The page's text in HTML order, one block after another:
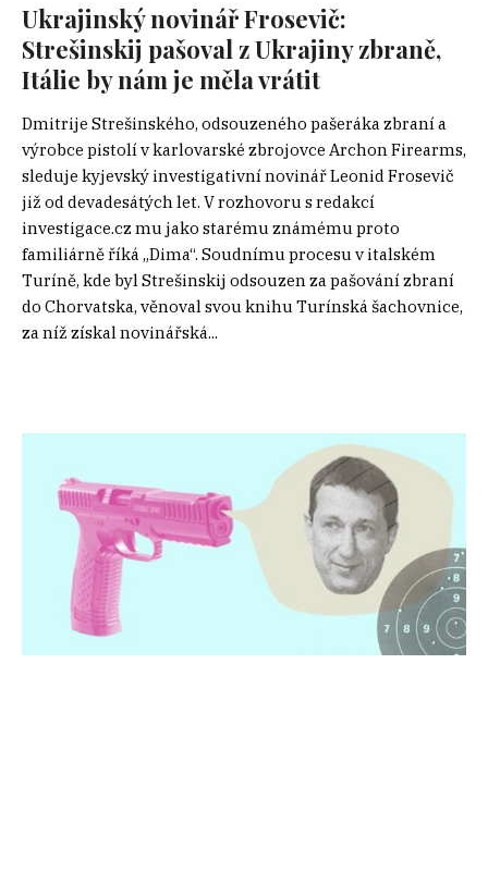
Ukrajinský novinář Frosevič:
Strešinskij pašoval z Ukrajiny zbraně,
Itálie by nám je měla vrátit
Dmitrije Strešinského, odsouzeného pašeráka zbraní a
výrobce pistolí v karlovarské zbrojovce Archon Firearms,
sleduje kyjevský investigativní novinář Leonid Frosevič
již od devadesátých let. V rozhovoru s redakcí
investigace.cz mu jako starému známému proto
familiárně říká „Dima“. Soudnímu procesu v italském
Turíně, kde byl Strešinskij odsouzen za pašování zbraní
do Chorvatska, věnoval svou knihu Turínská šachovnice,
za níž získal novinářská...